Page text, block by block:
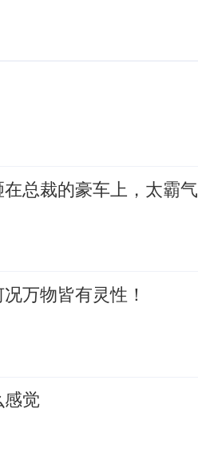
总裁的豪车上，太霸气
万物皆有灵性！
感觉